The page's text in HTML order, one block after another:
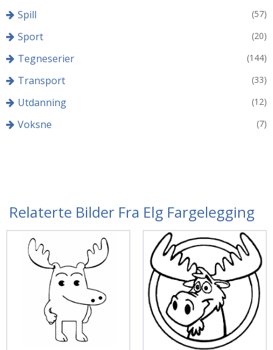
Spill (57)
Sport (20)
Tegneserier (144)
Transport (33)
Utdanning (12)
Voksne (7)
Relaterte Bilder Fra Elg Fargelegging